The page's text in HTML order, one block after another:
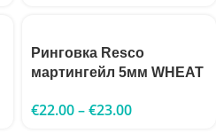
Ринговка Resco
мартингейл 5мм WHEAT
€22.00–€23.00